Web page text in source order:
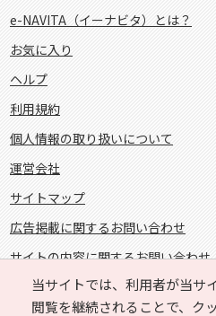
当サイトでは、利用者が当サ
閲覧を継続されることで、ク
e-NAVITA（イーナビタ）とは？
お気に入り
ヘルプ
利用規約
個人情報の取り扱いについて
運営会社
サイトマップ
広告掲載に関するお問い合わせ
サイトの内容に関するお問い合わせ
FOLLOW US!